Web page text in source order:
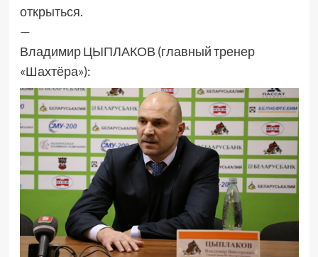
открыться.
—
Владимир ЦЫПЛАКОВ (главный тренер
«Шахтёра»):